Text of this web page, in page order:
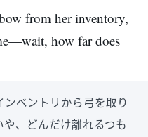
from her inventory,
how far does
ベントリから弓を取り
、どんだけ離れるつも